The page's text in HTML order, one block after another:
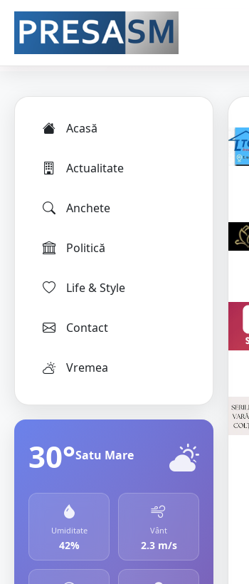
Acasă
Actualitate
Anchete
Politică
Life & Style
Contact
Vremea
30°Satu Mare
Umiditate
42%
Vânt
2.3 m/s